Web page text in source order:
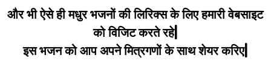
और भी ऐसे ही मधुर भजनों की लिरिक्स के लिए हमारी वेबसाइट
को विजिट करते रहे|
इस भजन को आप अपने मित्रगणों के साथ शेयर करिए|